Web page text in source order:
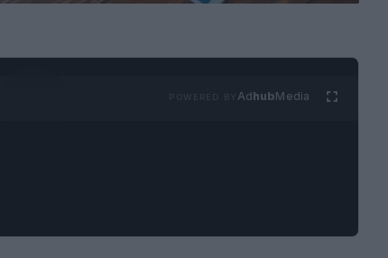
AdhubMedia